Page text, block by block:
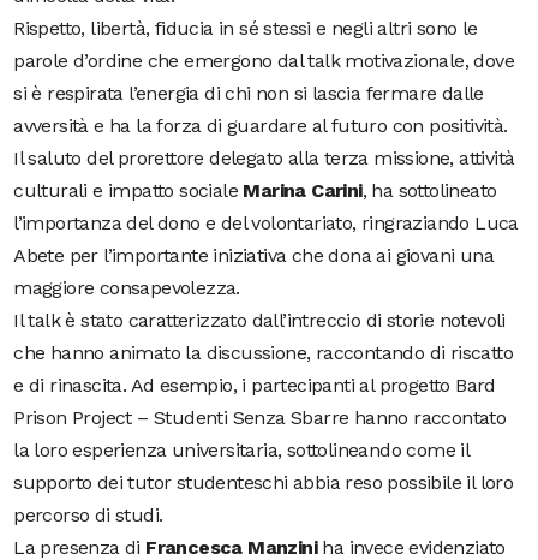
Rispetto, libertà, fiducia in sé stessi e negli altri sono le
parole d’ordine che emergono dal talk motivazionale, dove
si è respirata l’energia di chi non si lascia fermare dalle
avversità e ha la forza di guardare al futuro con positività.
Il saluto del prorettore delegato alla terza missione, attività
culturali e impatto sociale Marina Carini, ha sottolineato
l’importanza del dono e del volontariato, ringraziando Luca
Abete per l’importante iniziativa che dona ai giovani una
maggiore consapevolezza.
Il talk è stato caratterizzato dall’intreccio di storie notevoli
che hanno animato la discussione, raccontando di riscatto
e di rinascita. Ad esempio, i partecipanti al progetto Bard
Prison Project – Studenti Senza Sbarre hanno raccontato
la loro esperienza universitaria, sottolineando come il
supporto dei tutor studenteschi abbia reso possibile il loro
percorso di studi.
La presenza di Francesca Manziniha invece evidenziato